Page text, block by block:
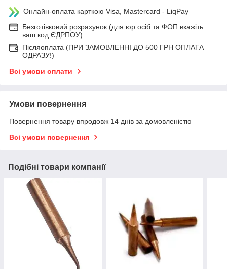
Онлайн-оплата карткою Visa, Mastercard - LiqPay
Безготівковий розрахунок (для юр.осіб та ФОП вкажіть
ваш код ЄДРПОУ)
Післяоплата (ПРИ ЗАМОВЛЕННІ ДО 500 ГРН ОПЛАТА
ОДРАЗУ!)
Всі умови оплати
Умови повернення
Повернення товару впродовж 14 днів за домовленістю
Всі умови повернення
Подібні товари компанії